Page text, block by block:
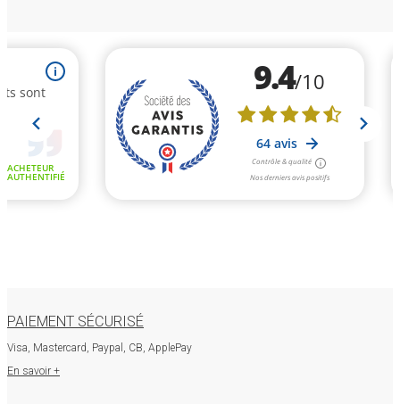
PAIEMENT SÉCURISÉ
Visa, Mastercard, Paypal, CB, ApplePay
En savoir +